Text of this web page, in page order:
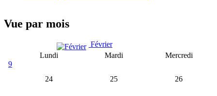
Vue par mois
Février
Lundi
Mardi
Mercredi
9
24
25 26